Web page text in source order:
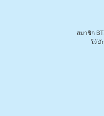
สมาชิก
ให้มั